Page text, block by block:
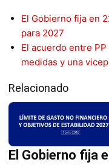
El Gobierno fija en
para 2027
El acuerdo entre
medidas y una
Relacionado
El Gobierno fija